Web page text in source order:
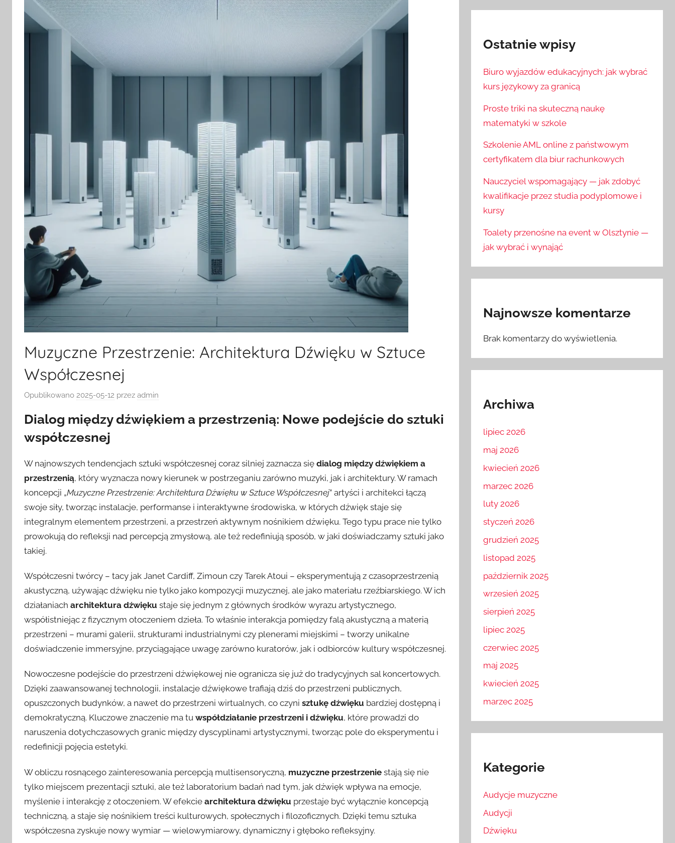
Muzyczne Przestrzenie: Architektura Dźwięku w Sztuce
Współczesnej
Opublikowano 2025-05-12 przez admin
Dialog między dźwiękiem a przestrzenią: Nowe podejście do sztuki
współczesnej
W najnowszych tendencjach sztuki współczesnej coraz silniej zaznacza się dialog między dźwiękiem a
przestrzenią, który wyznacza nowy kierunek w postrzeganiu zarówno muzyki, jak i architektury. W ramach
koncepcji „Muzyczne Przestrzenie: Architektura Dźwięku w Sztuce Współczesnej” artyści i architekci łączą
swoje siły, tworząc instalacje, performanse i interaktywne środowiska, w których dźwięk staje się
integralnym elementem przestrzeni, a przestrzeń aktywnym nośnikiem dźwięku. Tego typu prace nie tylko
prowokują do refleksji nad percepcją zmysłową, ale też redefiniują sposób, w jaki doświadczamy sztuki jako
takiej.
Współczesni twórcy – tacy jak Janet Cardiff, Zimoun czy Tarek Atoui – eksperymentują z czasoprzestrzenią
akustyczną, używając dźwięku nie tylko jako kompozycji muzycznej, ale jako materiału rzeźbiarskiego. W ich
działaniach architektura dźwięku staje się jednym z głównych środków wyrazu artystycznego,
współistniejąc z fizycznym otoczeniem dzieła. To właśnie interakcja pomiędzy falą akustyczną a materią
przestrzeni – murami galerii, strukturami industrialnymi czy plenerami miejskimi – tworzy unikalne
doświadczenie immersyjne, przyciągające uwagę zarówno kuratorów, jak i odbiorców kultury współczesnej.
Nowoczesne podejście do przestrzeni dźwiękowej nie ogranicza się już do tradycyjnych sal koncertowych.
Dzięki zaawansowanej technologii, instalacje dźwiękowe trafiają dziś do przestrzeni publicznych,
opuszczonych budynków, a nawet do przestrzeni wirtualnych, co czyni sztukę dźwięku bardziej dostępną i
demokratyczną. Kluczowe znaczenie ma tu współdziałanie przestrzeni i dźwięku, które prowadzi do
naruszenia dotychczasowych granic między dyscyplinami artystycznymi, tworząc pole do eksperymentu i
redefinicji pojęcia estetyki.
W obliczu rosnącego zainteresowania percepcją multisensoryczną, muzyczne przestrzenie stają się nie
tylko miejscem prezentacji sztuki, ale też laboratorium badań nad tym, jak dźwięk wpływa na emocje,
myślenie i interakcję z otoczeniem. W efekcie architektura dźwięku przestaje być wyłącznie koncepcją
techniczną, a staje się nośnikiem treści kulturowych, społecznych i filozoficznych. Dzięki temu sztuka
współczesna zyskuje nowy wymiar — wielowymiarowy, dynamiczny i głęboko refleksyjny.
Ostatnie wpisy
Biuro wyjazdów edukacyjnych: jak wybrać
kurs językowy za granicą
Proste triki na skuteczną naukę
matematyki w szkole
Szkolenie AML online z państwowym
certyfikatem dla biur rachunkowych
Nauczyciel wspomagający — jak zdobyć
kwalifikacje przez studia podyplomowe i
kursy
Toalety przenośne na event w Olsztynie —
jak wybrać i wynająć
Najnowsze komentarze
Brak komentarzy do wyświetlenia.
Archiwa
lipiec 2026
maj 2026
kwiecień 2026
marzec 2026
luty 2026
styczeń 2026
grudzień 2025
listopad 2025
październik 2025
wrzesień 2025
sierpień 2025
lipiec 2025
czerwiec 2025
maj 2025
kwiecień 2025
marzec 2025
Kategorie
Audycje muzyczne
Audycji
Dźwięku